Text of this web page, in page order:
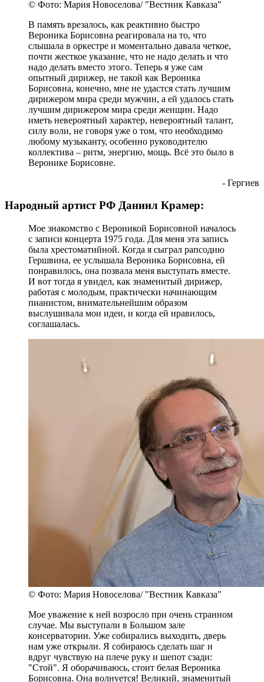
© Фото: Мария Новоселова/ "Вестник Кавказа"
В память врезалось, как реактивно быстро
Вероника Борисовна реагировала на то, что
слышала в оркестре и моментально давала четкое,
почти жесткое указание, что не надо делать и что
надо делать вместо этого. Теперь я уже сам
опытный дирижер, не такой как Вероника
Борисовна, конечно, мне не удастся стать лучшим
дирижером мира среди мужчин, а ей удалось стать
лучшим дирижером мира среди женщин. Надо
иметь невероятный характер, невероятный талант,
силу воли, не говоря уже о том, что необходимо
любому музыканту, особенно руководителю
коллектива – ритм, энергию, мощь. Всё это было в
Веронике Борисовне.
- Гергиев
Народный артист РФ Даниил Крамер:
Мое знакомство с Вероникой Борисовной началось
с записи концерта 1975 года. Для меня эта запись
была хрестоматийной. Когда я сыграл рапсодию
Гершвина, ее услышала Вероника Борисовна, ей
понравилось, она позвала меня выступать вместе.
И вот тогда я увидел, как знаменитый дирижер,
работая с молодым, практически начинающим
пианистом, внимательнейшим образом
выслушивала мои идеи, и когда ей нравилось,
соглашалась.
© Фото: Мария Новоселова/ "Вестник Кавказа"
Мое уважение к ней возросло при очень странном
случае. Мы выступали в Большом зале
консерватории. Уже собирались выходить, дверь
нам уже открыли. Я собираюсь сделать шаг и
вдруг чувствую на плече руку и шепот сзади:
"Стой". Я оборачиваюсь, стоит белая Вероника
Борисовна. Она волнуется! Великий, знаменитый